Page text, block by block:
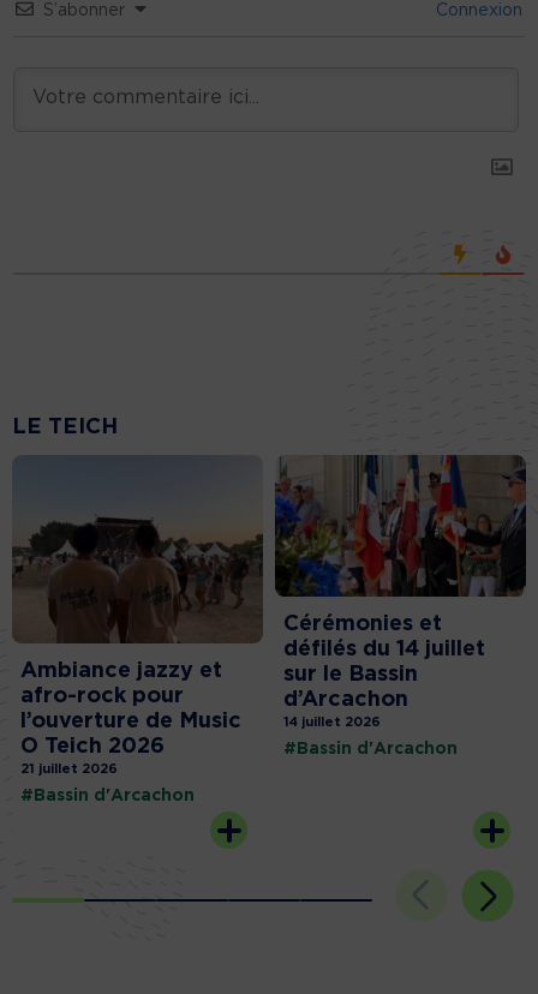
S’abonner Connexion
LE TEICH
Ambiance jazzy et
afro-rock pour
l’ouverture de Music
O Teich 2026
21 juillet 2026
#Bassin d'Arcachon
Cérémonies et
défilés du 14 juillet
sur le Bassin
d’Arcachon
14 juillet 2026
#Bassin d'Arcachon